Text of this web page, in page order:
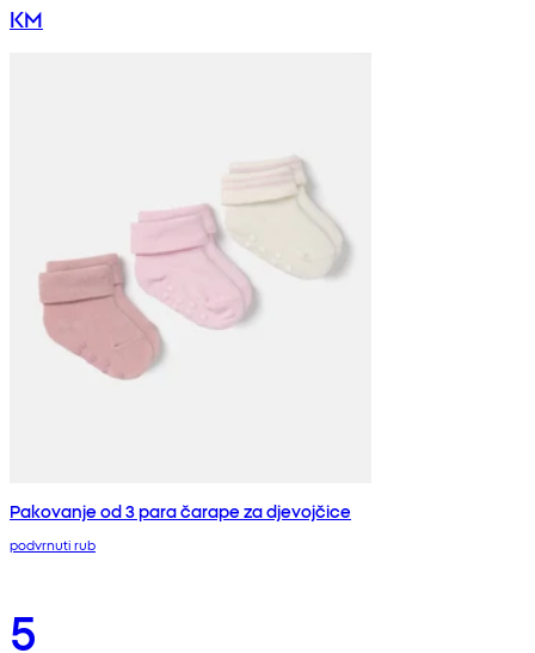
KM
Pakovanje od 3 para čarape za djevojčice
podvrnuti rub
5